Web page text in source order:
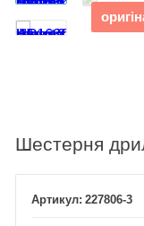
Шестерня
227806-3